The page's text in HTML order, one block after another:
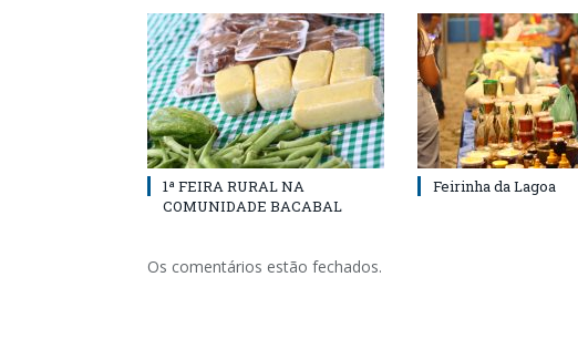
1ª FEIRA RURAL NA
COMUNIDADE BACABAL
Feirinha da Lagoa
Os comentários estão fechados.